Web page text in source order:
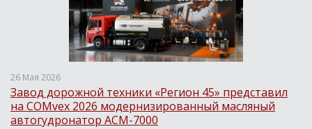
26 Мая 2026
Завод дорожной техники «Регион 45» представил
на COMvex 2026 модернизированный масляный
автогудронатор АСМ-7000